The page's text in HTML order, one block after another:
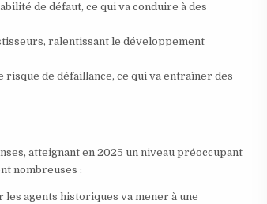
de défaut, ce qui va conduire à des
ralentissant le développement
de défaillance, ce qui va entraîner des
atteignant en 2025 un niveau préoccupant
nombreuses :
les agents historiques va mener à une